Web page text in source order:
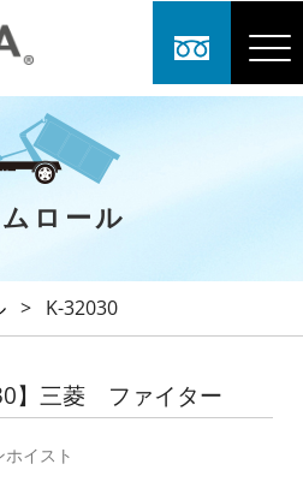
ロール
> K-32030
】三菱 ファイター
イスト